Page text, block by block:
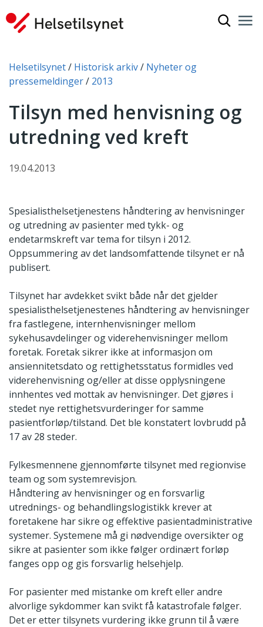
Du er her:
Helsetilsynet Historisk arkiv
Nyheter og
pressemeldinger
2013
Tilsyn med henvisning og
utredning ved kreft
19.04.2013
Spesialisthelsetjenestens håndtering av henvisninger
og utredning av pasienter med tykk- og
endetarmskreft var tema for tilsyn i 2012.
Oppsummering av det landsomfattende tilsynet er nå
publisert.
Tilsynet har avdekket svikt både når det gjelder
spesialisthelsetjenestenes håndtering av henvisninger
fra fastlegene, internhenvisninger mellom
sykehusavdelinger og viderehenvisninger mellom
foretak. Foretak sikrer ikke at informasjon om
ansiennitetsdato og rettighetsstatus formidles ved
viderehenvisning og/eller at disse opplysningene
innhentes ved mottak av henvisninger. Det gjøres i
stedet nye rettighetsvurderinger for samme
pasientforløp/tilstand. Det ble konstatert lovbrudd på
17 av 28 steder.
Fylkesmennene gjennomførte tilsynet med regionvise
team og som systemrevisjon.
Håndtering av henvisninger og en forsvarlig
utrednings- og behandlingslogistikk krever at
foretakene har sikre og effektive pasientadministrative
systemer. Systemene må gi nødvendige oversikter og
sikre at pasienter som ikke følger ordinært forløp
fanges opp og gis forsvarlig helsehjelp.
For pasienter med mistanke om kreft eller andre
alvorlige sykdommer kan svikt få katastrofale følger.
Det er etter tilsynets vurdering ikke grunn til å være